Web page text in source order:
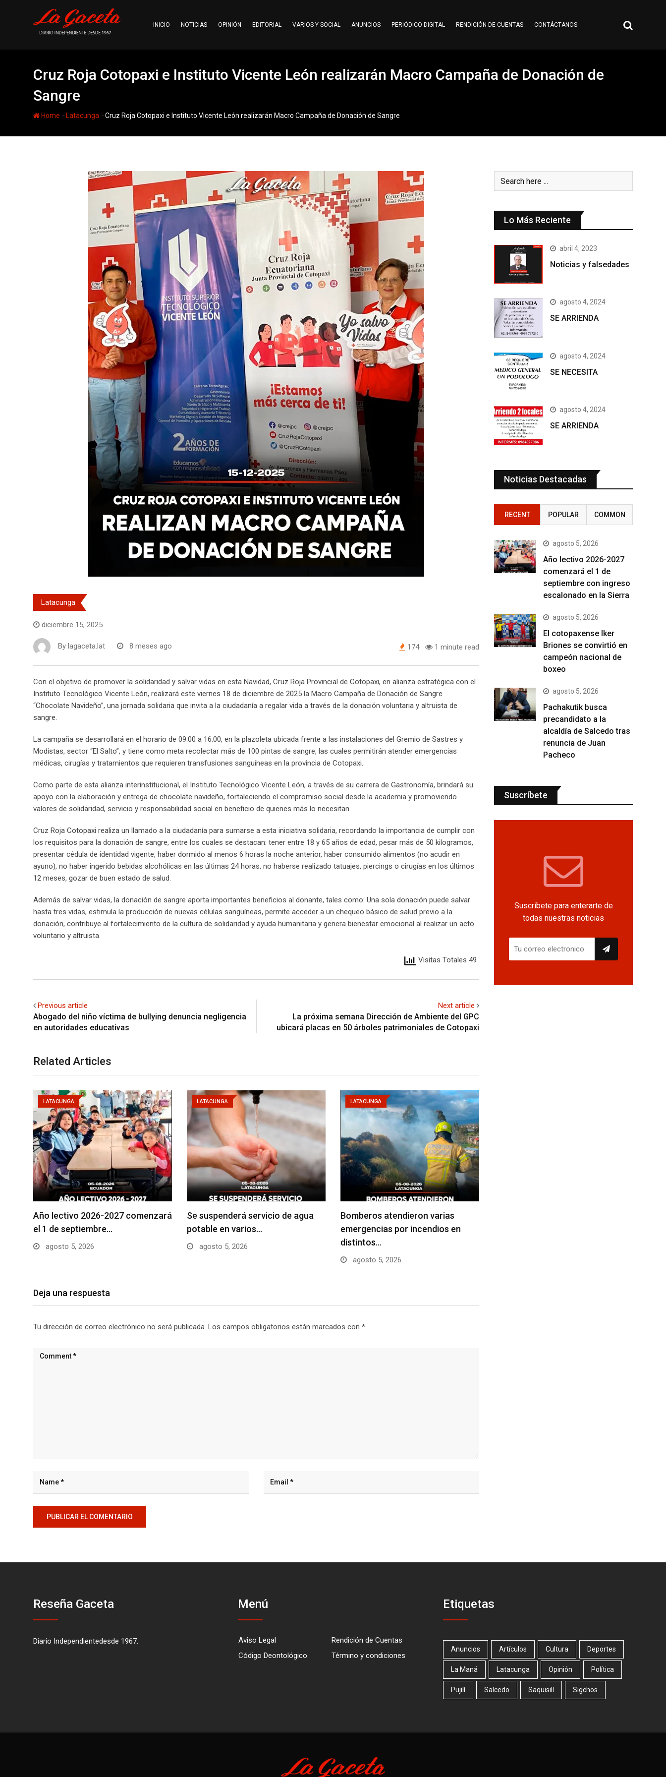
INICIO NOTICIAS OPINIÓN EDITORIAL VARIOS Y SOCIAL ANUNCIOS PERIÓDICO DIGITAL RENDICIÓN DE CUENTAS CONTÁCTANOS
Cruz Roja Cotopaxi e Instituto Vicente León realizarán Macro Campaña de Donación de
Sangre
Home - Latacunga -Cruz Roja Cotopaxi e Instituto Vicente León realizarán Macro Campaña de Donación de Sangre
Latacunga
diciembre 15, 2025
By lagaceta.lat 8 meses ago 174 1 minute read
Con el objetivo de promover la solidaridad y salvar vidas en esta Navidad, Cruz Roja Provincial de Cotopaxi, en alianza estratégica con el
Instituto Tecnológico Vicente León, realizará este viernes 18 de diciembre de 2025 la Macro Campaña de Donación de Sangre
“Chocolate Navideño”, una jornada solidaria que invita a la ciudadanía a regalar vida a través de la donación voluntaria y altruista de
sangre.
La campaña se desarrollará en el horario de 09:00 a 16:00, en la plazoleta ubicada frente a las instalaciones del Gremio de Sastres y
Modistas, sector “El Salto”, y tiene como meta recolectar más de 100 pintas de sangre, las cuales permitirán atender emergencias
médicas, cirugías y tratamientos que requieren transfusiones sanguíneas en la provincia de Cotopaxi.
Como parte de esta alianza interinstitucional, el Instituto Tecnológico Vicente León, a través de su carrera de Gastronomía, brindará su
apoyo con la elaboración y entrega de chocolate navideño, fortaleciendo el compromiso social desde la academia y promoviendo
valores de solidaridad, servicio y responsabilidad social en beneficio de quienes más lo necesitan.
Cruz Roja Cotopaxi realiza un llamado a la ciudadanía para sumarse a esta iniciativa solidaria, recordando la importancia de cumplir con
los requisitos para la donación de sangre, entre los cuales se destacan: tener entre 18 y 65 años de edad, pesar más de 50 kilogramos,
presentar cédula de identidad vigente, haber dormido al menos 6 horas la noche anterior, haber consumido alimentos (no acudir en
ayuno), no haber ingerido bebidas alcohólicas en las últimas 24 horas, no haberse realizado tatuajes, piercings o cirugías en los últimos
12 meses, gozar de buen estado de salud.
Además de salvar vidas, la donación de sangre aporta importantes beneficios al donante, tales como: Una sola donación puede salvar
hasta tres vidas, estimula la producción de nuevas células sanguíneas, permite acceder a un chequeo básico de salud previo a la
donación, contribuye al fortalecimiento de la cultura de solidaridad y ayuda humanitaria y genera bienestar emocional al realizar un acto
voluntario y altruista.
Visitas Totales 49
Previous article
Abogado del niño víctima de bullying denuncia negligencia
en autoridades educativas
Next article
La próxima semana Dirección de Ambiente del GPC
ubicará placas en 50 árboles patrimoniales de Cotopaxi
Related Articles
LATACUNGA
Año lectivo 2026-2027 comenzará
el 1 de septiembre…
agosto 5, 2026
LATACUNGA
Se suspenderá servicio de agua
potable en varios…
agosto 5, 2026
LATACUNGA
Bomberos atendieron varias
emergencias por incendios en
distintos…
agosto 5, 2026
Deja una respuesta
Tu dirección de correo electrónico no será publicada. Los campos obligatorios están marcados con *
Lo Más Reciente
abril 4, 2023
Noticias y falsedades
agosto 4, 2024
SE ARRIENDA
agosto 4, 2024
SE NECESITA
agosto 4, 2024
SE ARRIENDA
Noticias Destacadas
RECENT POPULAR COMMON
agosto 5, 2026
Año lectivo 2026-2027
comenzará el 1 de
septiembre con ingreso
escalonado en la Sierra
agosto 5, 2026
El cotopaxense Iker
Briones se convirtió en
campeón nacional de
boxeo
agosto 5, 2026
Pachakutik busca
precandidato a la
alcaldía de Salcedo tras
renuncia de Juan
Pacheco
Suscríbete
Suscríbete para enterarte de
todas nuestras noticias
Reseña Gaceta
Diario Independientedesde 1967.
Menú
Aviso Legal
Rendición de Cuentas
Código Deontológico
Término y condiciones
Etiquetas
Anuncios Artículos Cultura Deportes
La Maná Latacunga Opinión Política
Pujilí Salcedo Saquisilí Sigchos